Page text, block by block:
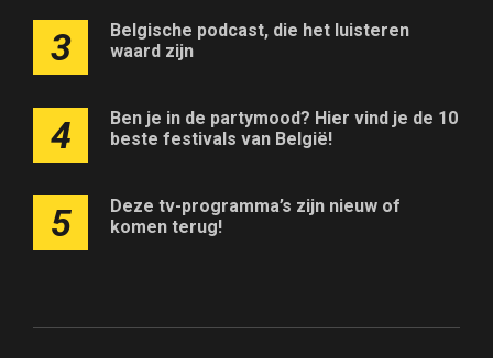
3
Belgische podcast, die het luisteren
waard zijn
4
Ben je in de partymood? Hier vind je de 10
beste festivals van België!
5
Deze tv-programma’s zijn nieuw of
komen terug!